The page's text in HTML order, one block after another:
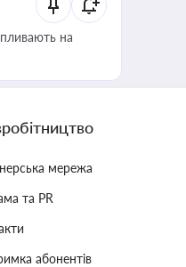
на
мережа
та PR
абонентів